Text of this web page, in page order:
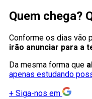
Quem chega?
Conforme os dias vão
irão anunciar para a
Da mesma forma que
apenas estudando
+ Siga-nos em